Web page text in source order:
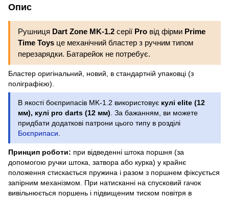
Опис
Рушниця Dart Zone MK-1.2 серії Pro від фірми Prime
Time Toys це механічний бластер з ручним типом
перезарядки. Батарейок не потребує.
Бластер оригінальний, новий, в стандартній упаковці (з
поліграфією).
В якості боєприпасів MK-1.2 використовує кулі elite (12
мм), кулі pro darts (12 мм) . За бажанням, ви можете
придбати додаткові патрони цього типу в розділі
Боєприпаси
Принцип роботи: при відведенні штока поршня (за
допомогою ручки штока, затвора або курка) у крайнє
положення стискається пружина і разом з поршнем фіксується
запірним механізмом. При натисканні на спусковий гачок
вивільнюється поршень і підвищеним тиском повітря в